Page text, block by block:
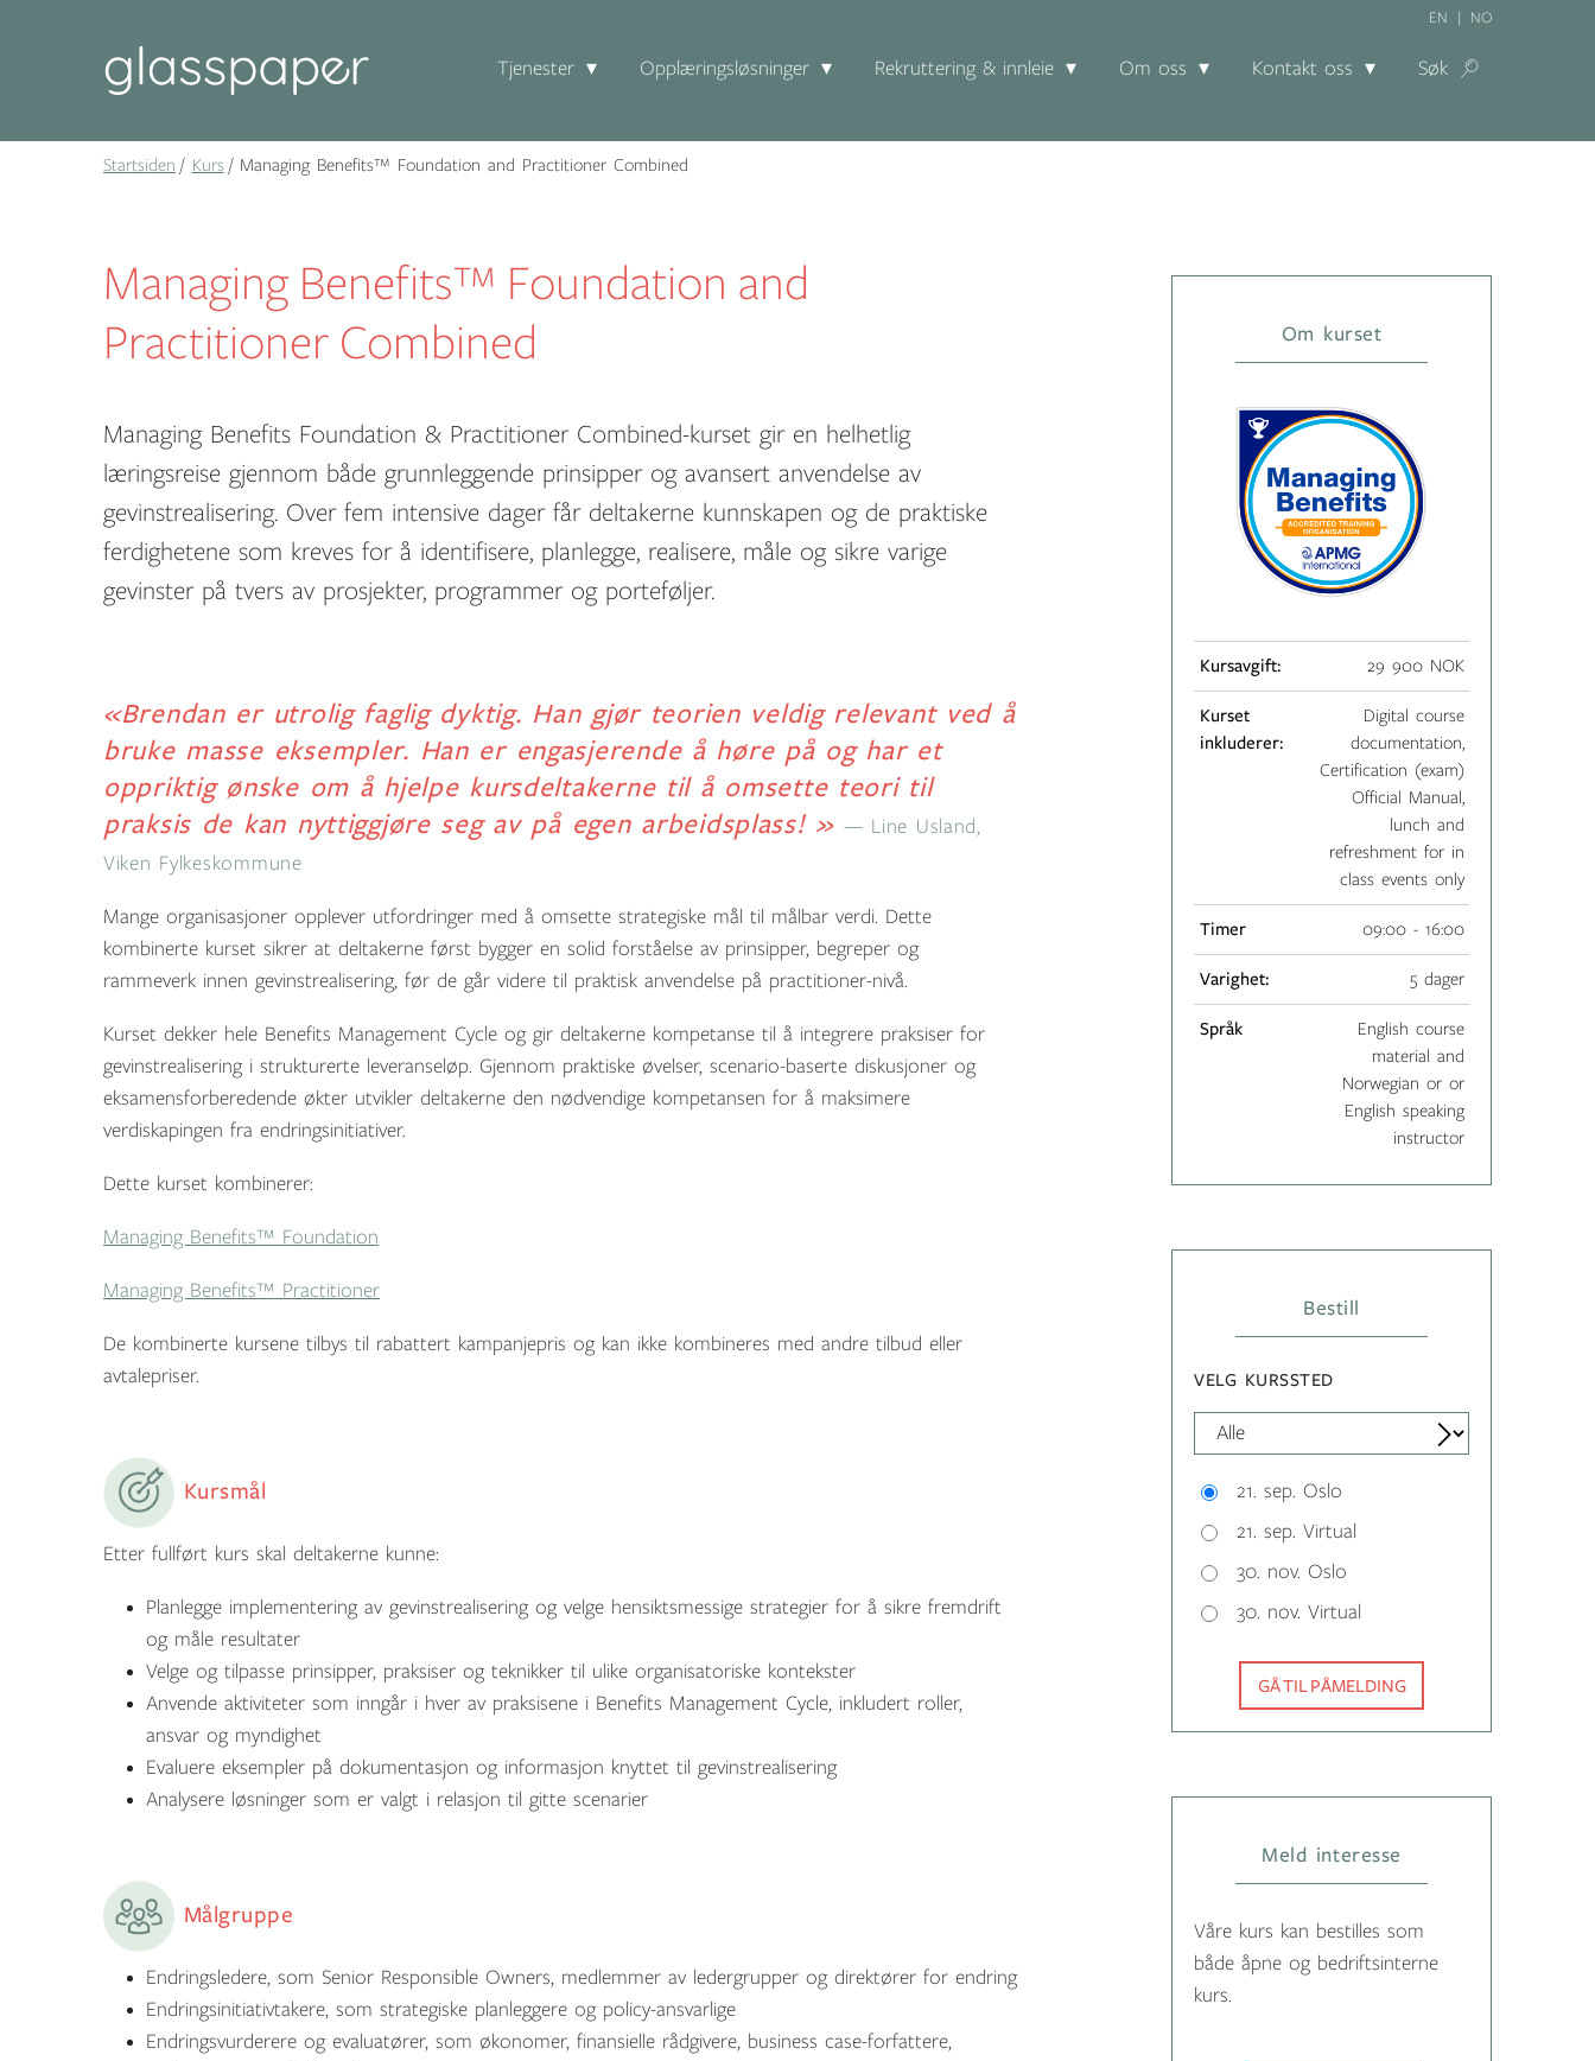
EN NO
Tjenester Opplæringsløsninger Rekruttering & innleie Om oss Kontakt oss Søk
Startsiden Kurs Managing Benefits™ Foundation and Practitioner Combined
Managing Benefits™ Foundation and
Practitioner Combined
Managing Benefits Foundation & Practitioner Combined-kurset gir en helhetlig
læringsreise gjennom både grunnleggende prinsipper og avansert anvendelse av
gevinstrealisering. Over fem intensive dager får deltakerne kunnskapen og de praktiske
ferdighetene som kreves for å identifisere, planlegge, realisere, måle og sikre varige
gevinster på tvers av prosjekter, programmer og porteføljer.
«Brendan er utrolig faglig dyktig. Han gjør teorien veldig relevant ved å
bruke masse eksempler. Han er engasjerende å høre på og har et
oppriktig ønske om å hjelpe kursdeltakerne til å omsette teori til
praksis de kan nyttiggjøre seg av på egen arbeidsplass! »
Line Usland,
Viken Fylkeskommune
Mange organisasjoner opplever utfordringer med å omsette strategiske mål til målbar verdi. Dette
kombinerte kurset sikrer at deltakerne først bygger en solid forståelse av prinsipper, begreper og
rammeverk innen gevinstrealisering, før de går videre til praktisk anvendelse på practitioner-nivå.
Kurset dekker hele Benefits Management Cycle og gir deltakerne kompetanse til å integrere praksiser for
gevinstrealisering i strukturerte leveranseløp. Gjennom praktiske øvelser, scenario-baserte diskusjoner og
eksamensforberedende økter utvikler deltakerne den nødvendige kompetansen for å maksimere
verdiskapingen fra endringsinitiativer.
Dette kurset kombinerer:
Managing Benefits™ Foundation
Managing Benefits™ Practitioner
De kombinerte kursene tilbys til rabattert kampanjepris og kan ikke kombineres med andre tilbud eller
avtalepriser.
Kursmål
Etter fullført kurs skal deltakerne kunne:
Planlegge implementering av gevinstrealisering og velge hensiktsmessige strategier for å sikre fremdrift
og måle resultater
Velge og tilpasse prinsipper, praksiser og teknikker til ulike organisatoriske kontekster
Anvende aktiviteter som inngår i hver av praksisene i Benefits Management Cycle, inkludert roller,
ansvar og myndighet
Evaluere eksempler på dokumentasjon og informasjon knyttet til gevinstrealisering
Analysere løsninger som er valgt i relasjon til gitte scenarier
Målgruppe
Endringsledere, som Senior Responsible Owners, medlemmer av ledergrupper og direktører for endring
Endringsinitiativtakere, som strategiske planleggere og policy-ansvarlige
Endringsvurderere og evaluatører, som økonomer, finansielle rådgivere, business case-forfattere,
Om kurset
Kursavgift: 29 900 NOK
Kurset
inkluderer:
Digital course
documentation,
Certification (exam)
Official Manual,
lunch and
refreshment for in
class events only
Timer 09:00 - 16:00
Varighet: 5 dager
Språk
English course
material and
Norwegian or or
English speaking
instructor
Bestill
VELG KURSSTED
21. sep. Oslo
21. sep. Virtual
30. nov. Oslo
30. nov. Virtual
GÅ TIL PÅMELDING
Meld interesse
Våre kurs kan bestilles som
både åpne og bedriftsinterne
kurs.